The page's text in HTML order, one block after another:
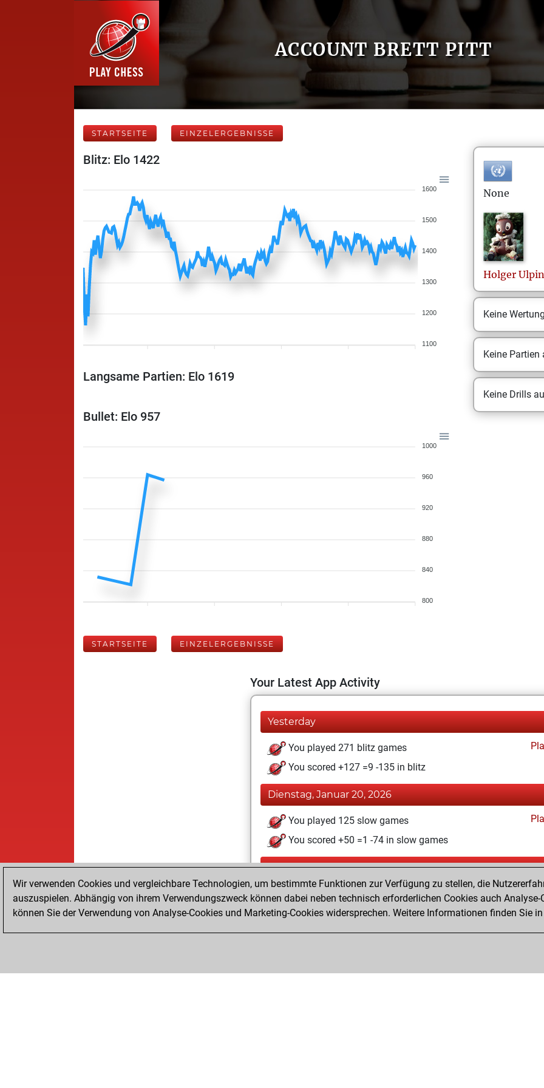
ACCOUNT BRETT PITT
STARTSEITE EINZELERGEBNISSE
Blitz: Elo 1422
1600
1500
1400
1300
1200
1100
Langsame Partien: Elo 1619
Bullet: Elo 957
1000
960
920
880
840
800
None
Holger
Keine
Keine
Keine Drills
STARTSEITE EINZELERGEBNISSE
Your Latest App Activity
Yesterday
You played 271 blitz games
You scored +127 =9 -135 in blitz
Dienstag, Januar 20, 2026
You played 125 slow games
You scored +50 =1 -74 in slow games
Donnerstag, September 16, 2021
You played 4 bullet games
You scored +1 =0 -3 in bullet
Wir verwenden Cookies und vergleichbare Technologien, um bestimmte Funktionen zur Verfügung zu stellen, die
auszuspielen. Abhängig von ihrem Verwendungszweck können dabei neben technisch erforderlichen Cookies auch
können Sie der Verwendung von Analyse-Cookies und Marketing-Cookies widersprechen. Weitere Informationen finden Sie